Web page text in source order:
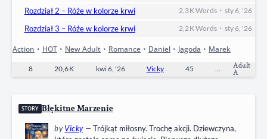
Ich relacja zaczyna się od zdrady, od impulsu, od decyzji,
której nie da się cofnąć. Kiedy Marek ginie…
Rozdział 2 – Róże w kolorze krwi 2,3 KWords •sty 6, '26
Rozdział 3 – Róże w kolorze krwi 2,2 KWords •sty 6, '26
Action • HOT • New Adult • Romance • Daniel • Jagoda • Marek
8 20,6 K kwi 6, '26 Vicky 45 Adult
A
STORY Błękitne Marzenie
byVicky— Trójkąt miłosny. Trochę akcji. Dziewczyna,